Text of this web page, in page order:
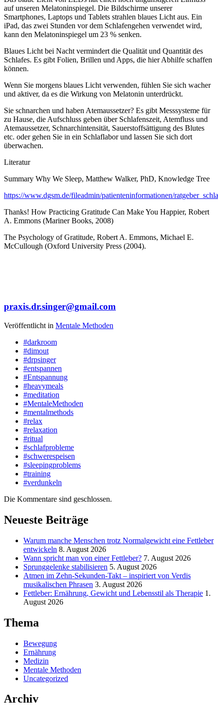
auf unseren Melatoninspiegel. Die Bildschirme unserer
Smartphones, Laptops und Tablets strahlen blaues Licht aus. Ein
iPad, das zwei Stunden vor dem Schlafengehen verwendet wird,
kann den Melatoninspiegel um 23 % senken.
Blaues Licht bei Nacht vermindert die Qualität und Quantität des
Schlafes. Es gibt Folien, Brillen und Apps, die hier Abhilfe schaffen
können.
Wenn Sie morgens blaues Licht verwenden, fühlen Sie sich wacher
und aktiver, da es die Wirkung von Melatonin unterdrückt.
Sie schnarchen und haben Atemaussetzer? Es gibt Messsysteme für
zu Hause, die Aufschluss geben über Schlafenszeit, Atemfluss und
Atemaussetzer, Schnarchintensität, Sauerstoffsättigung des Blutes
etc. oder gehen Sie in ein Schlaflabor und lassen Sie sich dort
überwachen.
Literatur
Summary Why We Sleep, Matthew Walker, PhD, Knowledge Tree
https://www.dgsm.de/fileadmin/patienteninformationen/
Thanks! How Practicing Gratitude Can Make You Happier, Robert
A. Emmons (Mariner Books, 2008)
The Psychology of Gratitude, Robert A. Emmons, Michael E.
McCullough (Oxford University Press (2004).
praxis.dr.singer@gmail.com
Veröffentlicht in Mentale Methoden
#darkroom
#dimout
#drpsinger
#entspannen
#Entspannung
#heavymeals
#meditation
#MentaleMethoden
#mentalmethods
#relax
#relaxation
#ritual
#schlafprobleme
#schwerespeisen
#sleepingproblems
#training
#verdunkeln
Die Kommentare sind geschlossen.
Neueste Beiträge
Warum manche Menschen trotz Normalgewicht eine Fettleber
entwickeln 8. August 2026
Wann spricht man von einer Fettleber? 7. August 2026
Sprunggelenke stabilisieren 5. August 2026
Atmen im Zehn-Sekunden-Takt – inspiriert von Verdis
musikalischen Phrasen 3. August 2026
Fettleber: Ernährung, Gewicht und Lebensstil als Therapie 1.
August 2026
Thema
Bewegung
Ernährung
Medizin
Mentale Methoden
Uncategorized
Archiv